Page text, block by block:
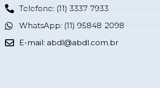
Telefone: (11) 3337-7933
WhatsApp: (11) 95848-2098
E-mail: abdl@abdl.com.br